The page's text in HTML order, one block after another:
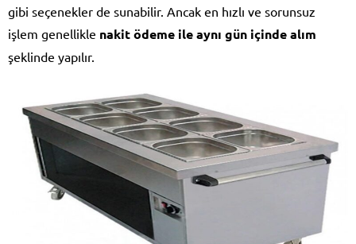
gibi seçenekler de sunabilir. Ancak en hızlı ve sorunsuz
işlem genellikle nakit ödeme ile aynı gün içinde alım
şeklinde yapılır.